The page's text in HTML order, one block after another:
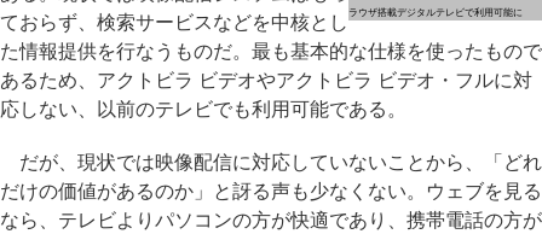
ラウザ搭載デジタルテレビで利用可能に
ておらず、検索サービスなどを中核とし
た情報提供を行なうものだ。最も基本的な仕様を使ったもので
あるため、アクトビラ ビデオやアクトビラ ビデオ・フルに対
応しない、以前のテレビでも利用可能である。
だが、現状では映像配信に対応していないことから、「どれ
だけの価値があるのか」と訝る声も少なくない。ウェブを見る
なら、テレビよりパソコンの方が快適であり、携帯電話の方が